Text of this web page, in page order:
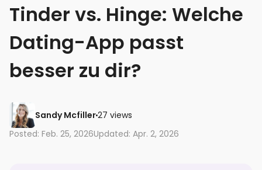
Tinder vs. Hinge: Welche
Dating-App passt
besser zu dir?
Sandy Mcfiller27 views
Posted: Feb. 25, 2026Updated: Apr. 2, 2026